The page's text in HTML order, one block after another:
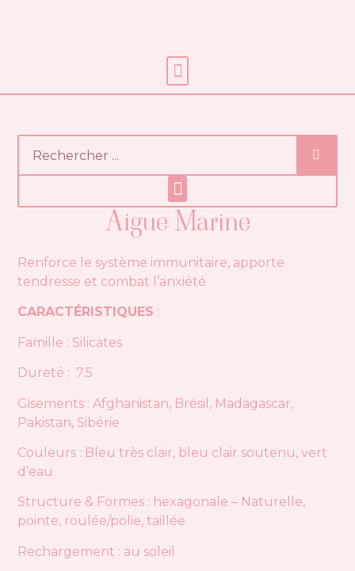
Aigue Marine
Renforce le système immunitaire, apporte
tendresse et combat l’anxiété
CARACTÉRISTIQUES :
Famille : Silicates
Dureté : 7.5
Gisements : Afghanistan, Brésil, Madagascar,
Pakistan, Sibérie
Couleurs : Bleu très clair, bleu clair soutenu, vert
d’eau
Structure & Formes : hexagonale – Naturelle,
pointe, roulée/polie, taillée
Rechargement : au soleil